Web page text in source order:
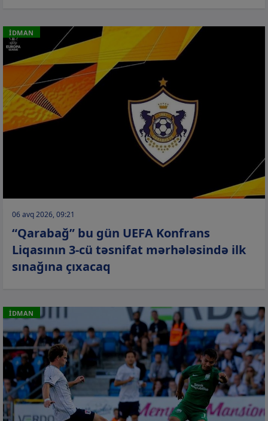
İDMAN
06 avq 2026, 09:21
“Qarabağ” bu gün UEFA Konfrans
Liqasının 3-cü təsnifat mərhələsində ilk
sınağına çıxacaq
İDMAN